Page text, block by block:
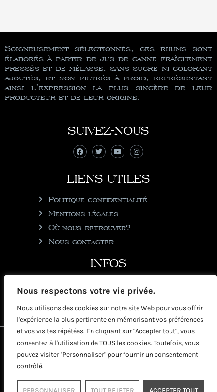
Nous respectons votre vie privée.
Nous utilisons des cookies sur notre site Web pour vous offrir
l'expérience la plus pertinente en mémorisant vos préférences
et vos visites répétées. En cliquant sur "Accepter tout", vous
consentez à l'utilisation de TOUS les cookies. Toutefois, vous
pouvez visiter "Personnaliser" pour fournir un consentement
contrôlé.
PERSONNALISER TOUT REJETER ACCEPTER TOUT
Soigneusement sélectionnés, ces rhums sont
élaborés à partir de jus de canne fraîchement
pressés et de mélasse, sans sucre ni colorant
ajoutés, et non filtrés à froid, représentant
ainsi l’expression la plus sincère de leur
producteur et de leur origine.
SUIVEZ-NOUS
LIENS UTILES
Politique confidentialité
Mentions légales
Où nous retrouver?
Nous contacter
INFOS
97150 Saint-Martin
2026 © Copyright Rhumgouverneur